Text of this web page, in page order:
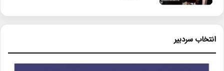
انتخاب سردبیر